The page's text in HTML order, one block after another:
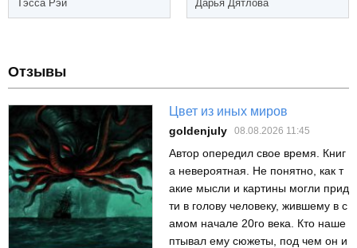
Тэсса Рэй Дарья Дятлова
Отзывы
Цвет из иных миров
goldenjuly 08.08.2026 11:45
Автор опередил свое время. Книг
а невероятная. Не понятно, как т
акие мысли и картины могли прид
ти в голову человеку, жившему в с
амом начале 20го века. Кто наше
птывал ему сюжеты, под чем он и